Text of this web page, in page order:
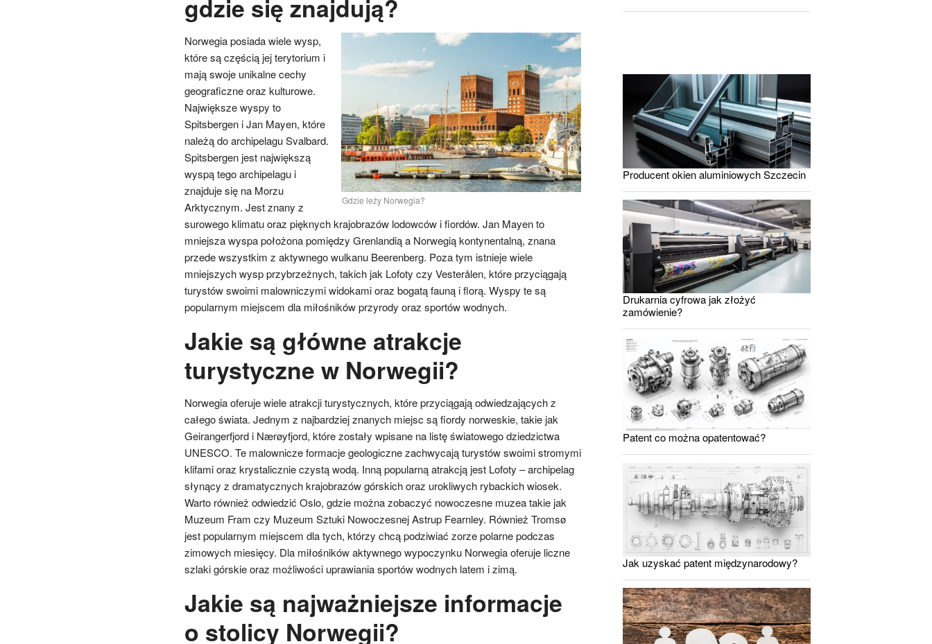
gdzie się znajdują?
Gdzie leży Norwegia?
Norwegia posiada wiele wysp,
które są częścią jej terytorium i
mają swoje unikalne cechy
geograficzne oraz kulturowe.
Największe wyspy to
Spitsbergen i Jan Mayen, które
należą do archipelagu Svalbard.
Spitsbergen jest największą
wyspą tego archipelagu i
znajduje się na Morzu
Arktycznym. Jest znany z
surowego klimatu oraz pięknych krajobrazów lodowców i fiordów. Jan Mayen to
mniejsza wyspa położona pomiędzy Grenlandią a Norwegią kontynentalną, znana
przede wszystkim z aktywnego wulkanu Beerenberg. Poza tym istnieje wiele
mniejszych wysp przybrzeżnych, takich jak Lofoty czy Vesterålen, które przyciągają
turystów swoimi malowniczymi widokami oraz bogatą fauną i florą. Wyspy te są
popularnym miejscem dla miłośników przyrody oraz sportów wodnych.
Jakie są główne atrakcje
turystyczne w Norwegii?
Norwegia oferuje wiele atrakcji turystycznych, które przyciągają odwiedzających z
całego świata. Jednym z najbardziej znanych miejsc są fiordy norweskie, takie jak
Geirangerfjord i Nærøyfjord, które zostały wpisane na listę światowego dziedzictwa
UNESCO. Te malownicze formacje geologiczne zachwycają turystów swoimi stromymi
klifami oraz krystalicznie czystą wodą. Inną popularną atrakcją jest Lofoty – archipelag
słynący z dramatycznych krajobrazów górskich oraz urokliwych rybackich wiosek.
Warto również odwiedzić Oslo, gdzie można zobaczyć nowoczesne muzea takie jak
Muzeum Fram czy Muzeum Sztuki Nowoczesnej Astrup Fearnley. Również Tromsø
jest popularnym miejscem dla tych, którzy chcą podziwiać zorze polarne podczas
zimowych miesięcy. Dla miłośników aktywnego wypoczynku Norwegia oferuje liczne
szlaki górskie oraz możliwości uprawiania sportów wodnych latem i zimą.
Jakie są najważniejsze informacje
o stolicy Norwegii?
Producent okien aluminiowych Szczecin
Drukarnia cyfrowa jak złożyć
zamówienie?
Patent co można opatentować?
Jak uzyskać patent międzynarodowy?